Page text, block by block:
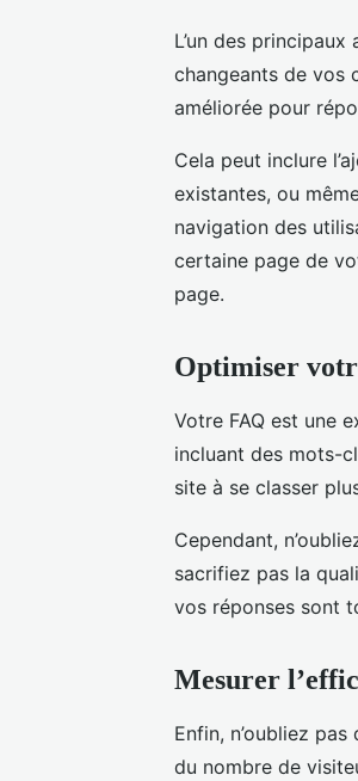
L’un des
changeants de vos
améliorée pour
Cela peut inclure
existantes, ou
navigation des
certaine page de
page.
Optimiser
Votre FAQ est une
incluant des mots-
site à se classer
Cependant,
sacrifiez pas la
vos réponses sont
Mesurer
Enfin, n’oubliez
du nombre de